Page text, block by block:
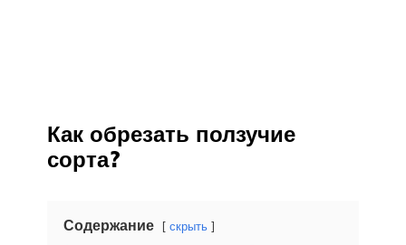
Как обрезать ползучие
сорта?
Содержание скрыть